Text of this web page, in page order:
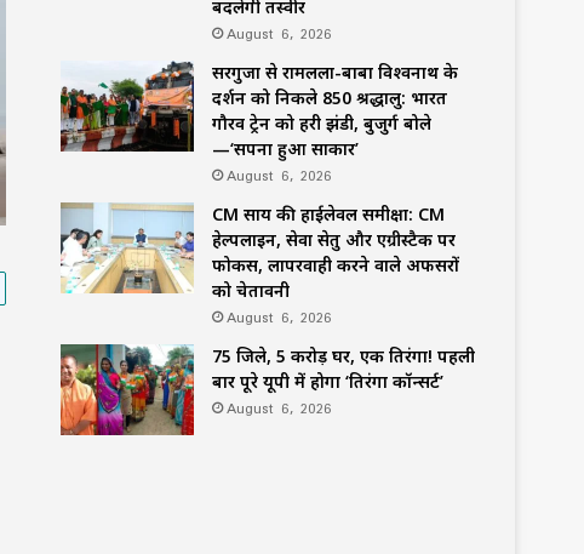
बदलेगी तस्वीर
August 6, 2026
सरगुजा से रामलला-बाबा विश्वनाथ के
दर्शन को निकले 850 श्रद्धालु: भारत
गौरव ट्रेन को हरी झंडी, बुजुर्ग बोले
—‘सपना हुआ साकार’
August 6, 2026
CM साय की हाईलेवल समीक्षा: CM
हेल्पलाइन, सेवा सेतु और एग्रीस्टैक पर
फोकस, लापरवाही करने वाले अफसरों
को चेतावनी
August 6, 2026
75 जिले, 5 करोड़ घर, एक तिरंगा! पहली
बार पूरे यूपी में होगा ‘तिरंगा कॉन्सर्ट’
August 6, 2026